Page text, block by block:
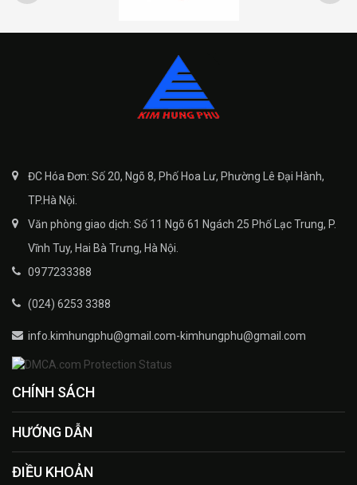
ĐC Hóa Đơn: Số 20, Ngõ 8, Phố Hoa Lư, Phường Lê Đại Hành,
TP.Hà Nội.
Văn phòng giao dịch: Số 11 Ngõ 61 Ngách 25 Phố Lạc Trung, P.
Vĩnh Tuy, Hai Bà Trưng, Hà Nội.
0977233388
(024) 6253 3388
info.kimhungphu@gmail.com-kimhungphu@gmail.com
CHÍNH SÁCH
HƯỚNG DẪN
ĐIỀU KHOẢN